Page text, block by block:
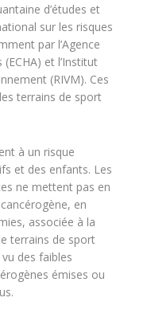
d’études et
sur les risques
par l’Agence
et l’Institut
(RIVM). Ces
terrains de sport
à un risque
et des enfants. Les
ne mettent pas en
en
associée à la
terrains de sport
des faibles
émises ou